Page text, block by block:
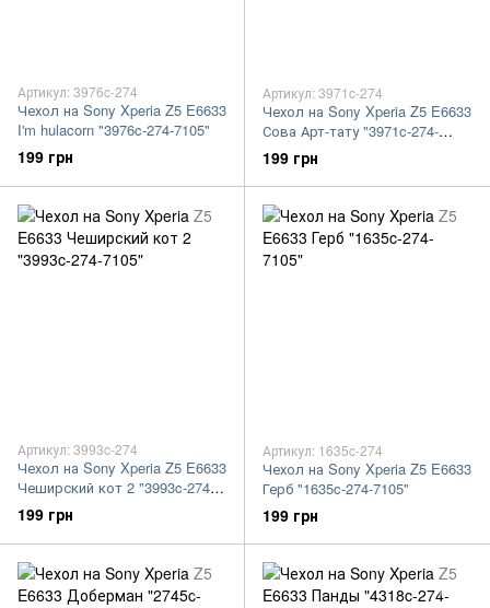
Артикул: 3976c-274
Чехол на Sony Xperia Z5 E6633
I'm hulacorn "3976c-274-7105"
199 грн
Артикул: 3971c-274
Чехол на Sony Xperia Z5 E6633
Сова Арт-тату "3971c-274-
7105"
199 грн
Артикул: 3993c-274
Чехол на Sony Xperia Z5 E6633
Чеширский кот 2 "3993c-274-
7105"
199 грн
Артикул: 1635c-274
Чехол на Sony Xperia Z5 E6633
Герб "1635c-274-7105"
199 грн